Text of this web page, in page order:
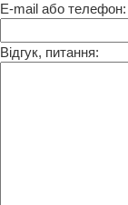
E-mail або телефон:
Відгук, питання: